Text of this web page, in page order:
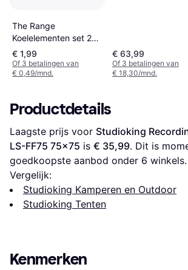
The Range
Koelelementen set 2
stuks
€ 1,99
Of 3 betalingen van
€ 0,49/mnd.
€ 63,99
Of 3 betalingen van
€ 18,30/mnd.
Productdetails
Laagste prijs voor Studioking
LS-FF75 75x75 is € 35,99. Dit is
goedkoopste aanbod onder 6 winkels.
Vergelijk:
Studioking Kamperen en Outdoor
Studioking Tenten
Kenmerken